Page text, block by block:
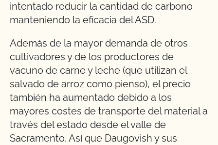
intentado reducir la cantidad de carbono
manteniendo la eficacia del ASD.
Además de la mayor demanda de otros
cultivadores y de los productores de
vacuno de carne y leche (que utilizan el
salvado de arroz como pienso), el precio
también ha aumentado debido a los
mayores costes de transporte del material a
través del estado desde el valle de
Sacramento. Así que Daugovish y sus